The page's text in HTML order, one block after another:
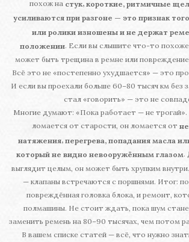
похож на стук, короткие, ритмичные
усиливаются при разгоне — это признак
или ролики изношены и не держат
положении. Если вы слышите что-то
может быть трещина в ремне или повреждение
Всё это не «постепенно ухудшается» — это
И если вы проехали больше 60–80 тысяч км без
стал «говорить» — это не
Многие думают: «Пока работает — не
ломается от старости, он ломается от
натяжения, перегрева, попадания масла
который не видно невооружённым глазом.
выглядит целым, он может быть хрупким
— клапаны встречаются с поршнями. Итог:
повреждённая головка блока, и ремонт,
полмашины. Не стоит ждать, пока шум
заменить ремень на 80–90 тысячах, чем потом
В вашем списке статей — всё, что нужно